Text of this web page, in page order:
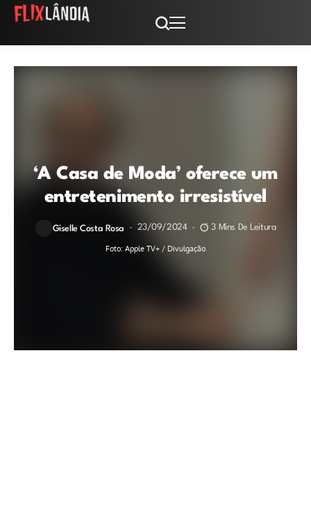
‘A Casa de Moda’ oferece um
entretenimento irresistível
Giselle Costa Rosa 23/09/2024 3 Mins De Leitura
Foto: Apple TV+ / Divulgação